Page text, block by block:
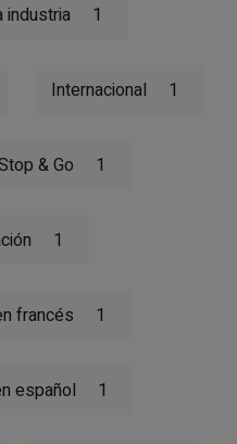
industria 1
Internacional 1
& Go 1
1
francés 1
español 1